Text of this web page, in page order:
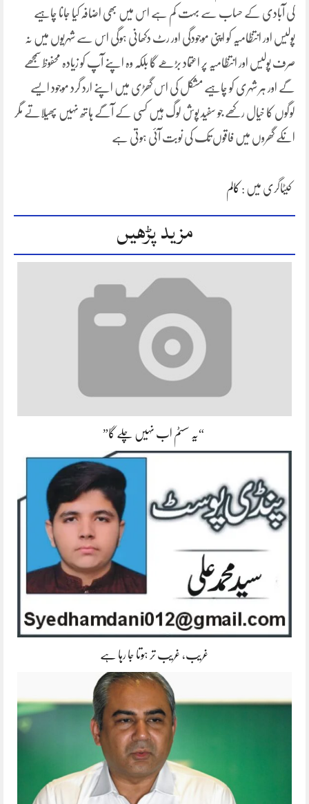
کی آبادی کے حساب سے بہت کم ہے اس میں بھی اضافہ کیا جانا چاہیے
پولیس اور انتظامیہ کو اپنی موجودگی اور رٹ دکھانی ہوگی اس سے شہریوں میں نہ
صرف پولیس اور انتظامیہ پر اعتماد بڑھے گا بلکہ وہ اپنے آپ کو زیادہ محفوظ سمجھے
گے اور ہر شہری کو چاہیے مشکل کی اس گھڑی میں اپنے ارد گرد موجود ایسے
لوگوں کا خیال رکھے جو سفید پوش لوگ ہیں کسی کے آگے ہاتھ نہیں پھیلاتے مگر
انکے گھروں میں فاقوں تک کی نوبت آئی ہوتی ہے
کیٹاگری میں : کالم
مزید پڑھیں
“یہ سسٹم اب نہیں چلے گا”
غریب، غریب تر ہوتا جا رہا ہے